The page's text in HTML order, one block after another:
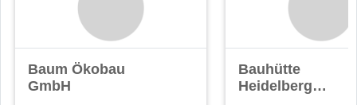
Baum Ökobau
GmbH
Bauhütte
Heidelberg